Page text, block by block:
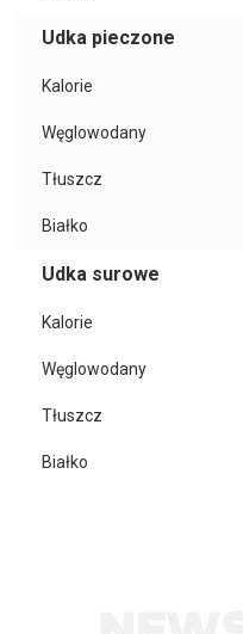
Udka pieczone
Kalorie
Węglowodany
Tłuszcz
Białko
Udka surowe
Kalorie
Węglowodany
Tłuszcz
Białko